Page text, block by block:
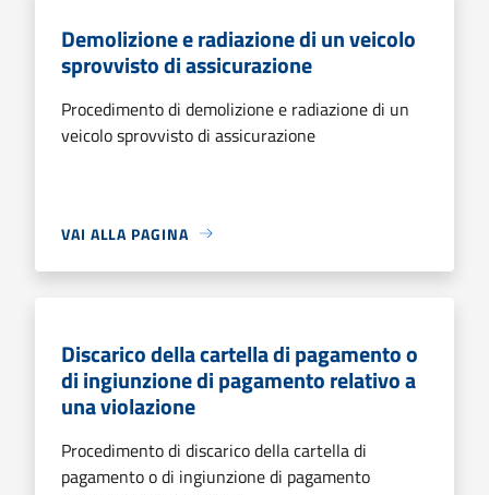
Demolizione e radiazione di un veicolo
sprovvisto di assicurazione
Procedimento di demolizione e radiazione di un
veicolo sprovvisto di assicurazione
VAI ALLA PAGINA
Discarico della cartella di pagamento o
di ingiunzione di pagamento relativo a
una violazione
Procedimento di discarico della cartella di
pagamento o di ingiunzione di pagamento